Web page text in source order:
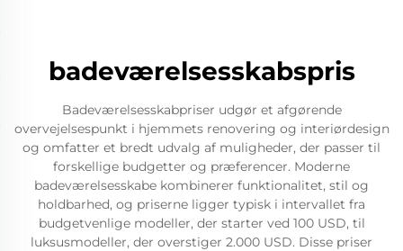
badeværelsesskabspris
Badeværelsesskabpriser udgør et afgørende
overvejelsespunkt i hjemmets renovering og interiørdesign
og omfatter et bredt udvalg af muligheder, der passer til
forskellige budgetter og præferencer. Moderne
badeværelsesskabe kombinerer funktionalitet, stil og
holdbarhed, og priserne ligger typisk i intervallet fra
budgetvenlige modeller, der starter ved 100 USD, til
luksusmodeller, der overstiger 2.000 USD. Disse priser